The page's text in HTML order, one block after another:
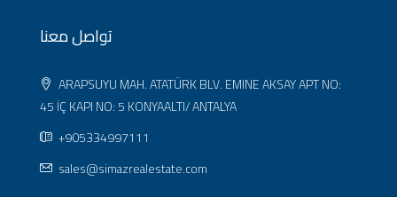
تواصل معنا
ARAPSUYU MAH. ATATÜRK BLV. EMINE AKSAY APT NO:
45 İÇ KAPI NO: 5 KONYAALTI/ ANTALYA
+905334997111
sales@simazrealestate.com